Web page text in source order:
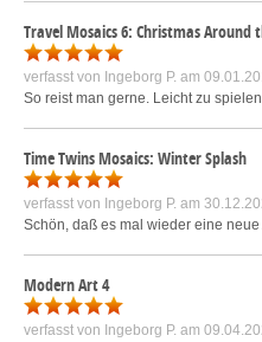
Travel Mosaics 6: Christmas Around
verfasst von Ingeborg P. am
So reist man gerne. Leicht zu
Time Twins Mosaics: Winter Splash
verfasst von Ingeborg P. am
Schön, daß es mal wieder eine
Modern Art 4
verfasst von Ingeborg P. am